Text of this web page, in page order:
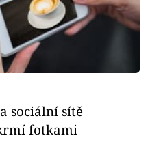
sociální sítě
fotkami